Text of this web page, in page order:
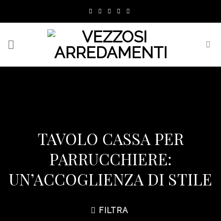
TAVOLO CASSA PER
PARRUCCHIERE:
UN’ACCOGLIENZA DI STILE
FILTRA